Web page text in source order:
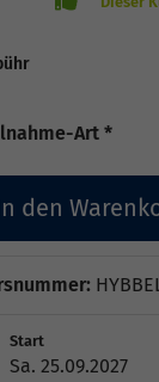
Art *
den
Start
Sa. 25.09.2027